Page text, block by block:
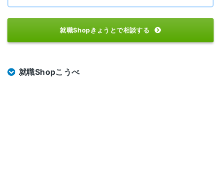
就職Shopきょうとで相談する
就職Shopこうべ